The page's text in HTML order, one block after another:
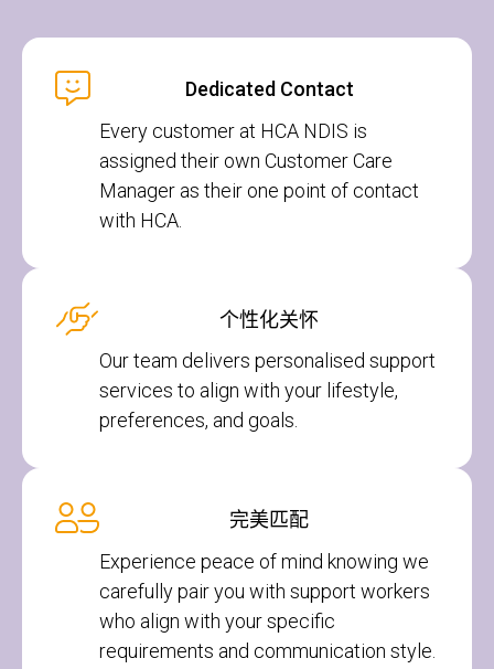
Dedicated Contact
Every customer at HCA NDIS is
assigned their own Customer Care
Manager as their one point of contact
with HCA.
个性化关怀
Our team delivers personalised support
services to align with your lifestyle,
preferences, and goals.
完美匹配
Experience peace of mind knowing we
carefully pair you with support workers
who align with your specific
requirements and communication style.